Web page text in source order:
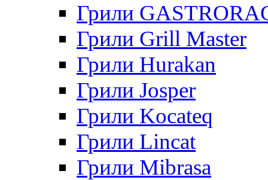
Грили
Грили Grill Master
Грили Hurakan
Грили Josper
Грили Kocateq
Грили Lincat
Грили Mibrasa